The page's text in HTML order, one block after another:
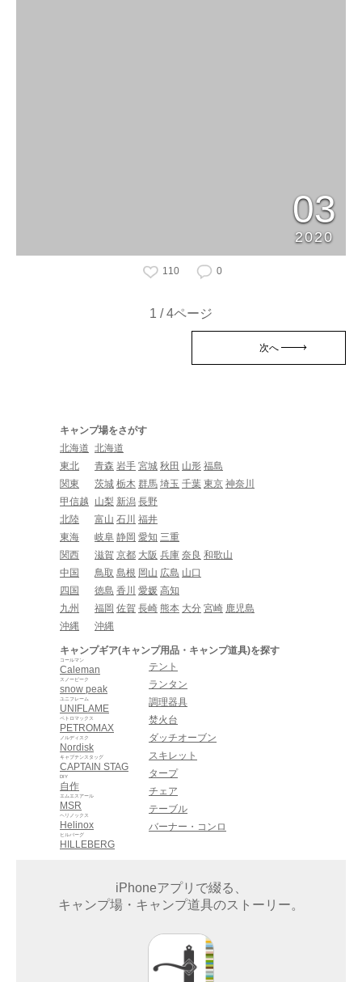
03
2020
110 0
1 / 4ページ
次へ
キャンプ場をさがす
北海道 北海道
東北
青森 岩手 宮城 秋田 山形 福島
関東
茨城 栃木 群馬 埼玉 千葉 東京 神奈川
甲信越
山梨 新潟 長野
北陸
富山 石川 福井
東海
岐阜 静岡 愛知 三重
関西
滋賀 京都 大阪 兵庫 奈良 和歌山
中国
鳥取 島根 岡山 広島 山口
四国
徳島 香川 愛媛 高知
九州
福岡 佐賀 長崎 熊本 大分 宮崎 鹿児島
沖縄
沖縄
キャンプギア(キャンプ用品・キャンプ道具)を探す
Caleman
コールマン
snow peak
スノーピーク
UNIFLAME
ユニフレーム
PETROMAX
ペトロマックス
Nordisk
ノルディスク
CAPTAIN STAG
キャプテンスタッグ
自作
DIY
MSR
エムエスアール
Helinox
ヘリノックス
HILLEBERG
ヒルバーグ
テント
ランタン
調理器具
焚火台
ダッチオーブン
スキレット
タープ
チェア
テーブル
バーナー・コンロ
iPhoneアプリで綴る、
キャンプ場・キャンプ道具のストーリー。